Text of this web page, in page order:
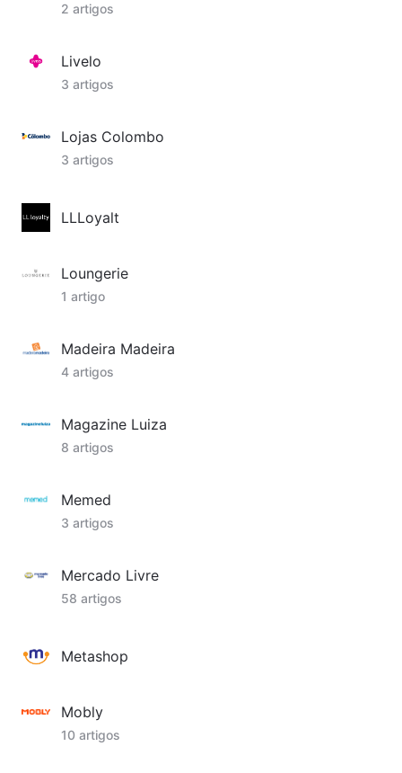
2 artigos
Livelo
3 artigos
Lojas Colombo
3 artigos
LLLoyalt
Loungerie
1 artigo
Madeira Madeira
4 artigos
Magazine Luiza
8 artigos
Memed
3 artigos
Mercado Livre
58 artigos
Metashop
Mobly
10 artigos